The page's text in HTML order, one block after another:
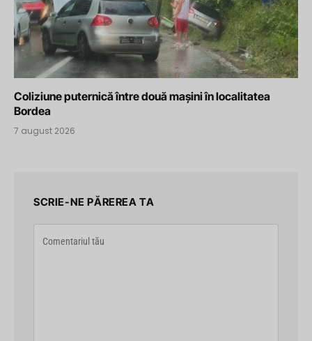
Coliziune puternică între două mașini în localitatea
Bordea
7 august 2026
SCRIE-NE PĂREREA TA